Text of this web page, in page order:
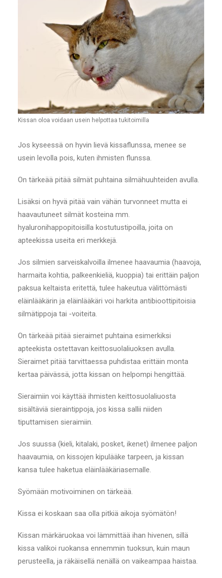
Kissan oloa voidaan usein helpottaa tukitoimilla
Jos kyseessä on hyvin lievä kissaflunssa, menee se
usein levolla pois, kuten ihmisten flunssa.
On tärkeää pitää silmät puhtaina silmähuuhteiden avulla.
Lisäksi on hyvä pitää vain vähän turvonneet mutta ei
haavautuneet silmät kosteina mm.
hyaluronihappopitoisilla kostutustipoilla, joita on
apteekissa useita eri merkkejä.
Jos silmien sarveiskalvoilla ilmenee haavaumia (haavoja,
harmaita kohtia, palkeenkieliä, kuoppia) tai erittäin paljon
paksua keltaista eritettä, tulee hakeutua välittömästi
eläinlääkärin ja eläinlääkäri voi harkita antibioottipitoisia
silmätippoja tai -voiteita.
On tärkeää pitää sieraimet puhtaina esimerkiksi
apteekista ostettavan keittosuolaliuoksen avulla.
Sieraimet pitää tarvittaessa puhdistaa erittäin monta
kertaa päivässä, jotta kissan on helpompi hengittää.
Sieraimiin voi käyttää ihmisten keittosuolaliuosta
sisältäviä sieraintippoja, jos kissa sallii niiden
tiputtamisen sieraimiin.
Jos suussa (kieli, kitalaki, posket, ikenet) ilmenee paljon
haavaumia, on kissojen kipulääke tarpeen, ja kissan
kansa tulee haketua eläinlääkäriasemalle.
Syömään motivoiminen on tärkeää.
Kissa ei koskaan saa olla pitkiä aikoja syömätön!
Kissan märkäruokaa voi lämmittää ihan hivenen, sillä
kissa valikoi ruokansa ennemmin tuoksun, kuin maun
perusteella, ja räkäisellä nenällä on vaikeampaa haistaa.